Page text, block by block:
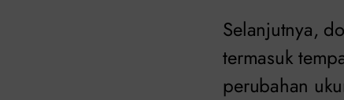
Selanjutnya,
termasuk
perubahan